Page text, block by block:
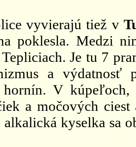
vyvierajú tiež v
poklesla. Medzi
Je tu 7
a výdatnosť
hornín. V
a močových
alkalická kyselka sa